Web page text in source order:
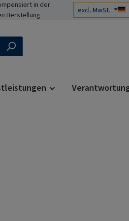
in der
Herstellung
excl. MwSt.